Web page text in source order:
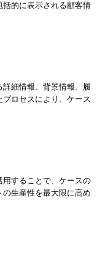
的に表示される顧客情
細情報、背景情報、履
ロセスにより、ケース
することで、ケースの
生産性を最大限に高め